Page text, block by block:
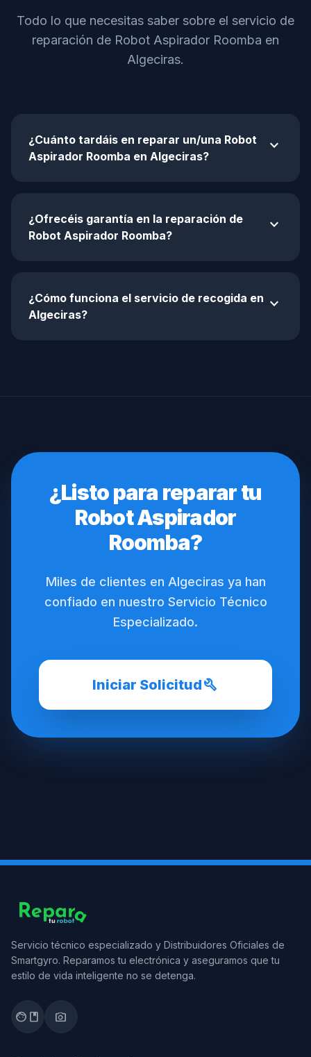
Todo lo que necesitas saber sobre el servicio de
reparación de Robot Aspirador Roomba en
Algeciras.
¿Cuánto tardáis en reparar un/una Robot
Aspirador Roomba en Algeciras?
expand_more
¿Ofrecéis garantía en la reparación de
Robot Aspirador Roomba?
expand_more
¿Cómo funciona el servicio de recogida en
Algeciras?
expand_more
¿Listo para reparar tu
Robot Aspirador
Roomba?
Miles de clientes en Algeciras ya han
confiado en nuestro Servicio Técnico
Especializado.
Iniciar Solicitudbuild
Servicio técnico especializado y Distribuidores Oficiales de
Smartgyro. Reparamos tu electrónica y aseguramos que tu
estilo de vida inteligente no se detenga.
facebook photo_camera